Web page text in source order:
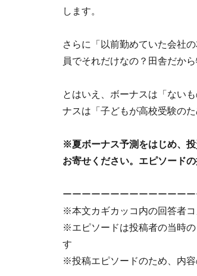
します。
さらに「以前勤めていた会社
員でそれだけなの？田舎だか
とはいえ、ボーナスは「ない
ナスは「子どもが高校受験の
※夏ボーナス予測をはじめ、
お寄せください。エピソード
ーーーーーーーーーーーーー
※本文カギカッコ内の回答者
※エピソードは投稿者の当時
す
※投稿エピソードのため、内